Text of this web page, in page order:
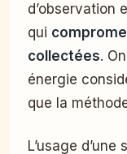
d’observation
qui
collectées.
énergie
que la
L’usage